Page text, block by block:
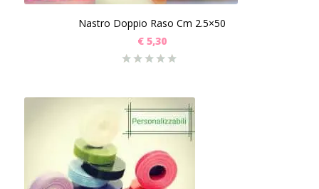
Nastro Doppio Raso Cm 2.5×50
€ 5,30